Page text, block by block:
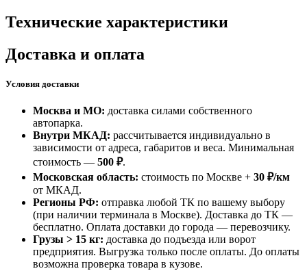
Технические характеристики
Доставка и оплата
Условия доставки
Москва и МО: доставка силами собственного
автопарка.
Внутри МКАД: рассчитывается индивидуально в
зависимости от адреса, габаритов и веса. Минимальная
стоимость — 500 ₽.
Московская область: стоимость по Москве + 30 ₽/км
от МКАД.
Регионы РФ: отправка любой ТК по вашему выбору
(при наличии терминала в Москве). Доставка до ТК —
бесплатно. Оплата доставки до города — перевозчику.
Грузы > 15 кг: доставка до подъезда или ворот
предприятия. Выгрузка только после оплаты. До оплаты
возможна проверка товара в кузове.